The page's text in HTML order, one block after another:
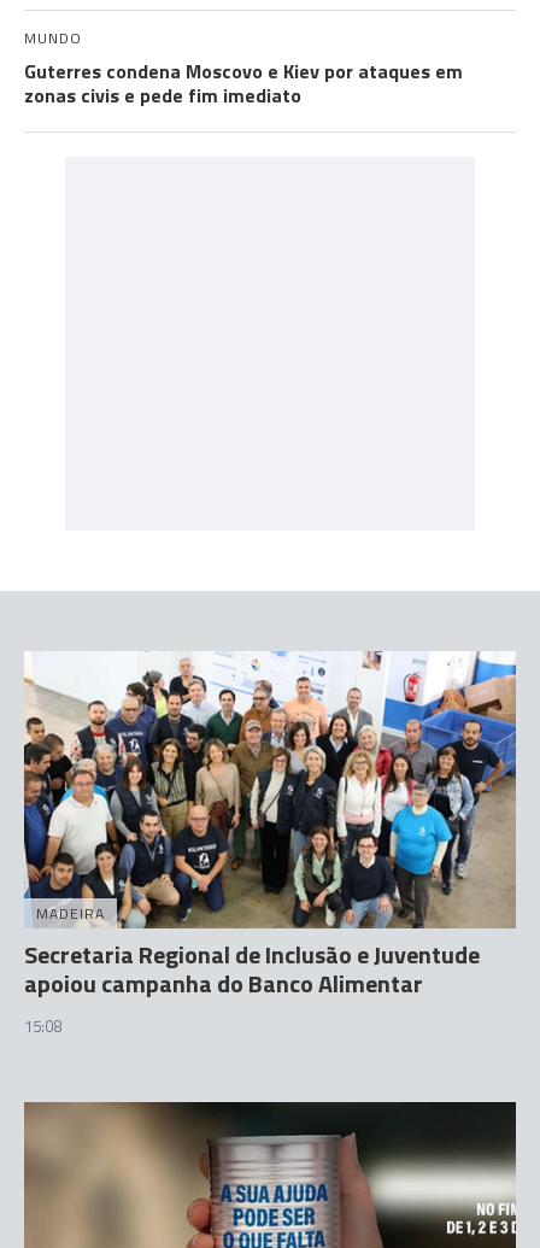
MUNDO
Guterres condena Moscovo e Kiev por ataques em
zonas civis e pede fim imediato
MADEIRA
Secretaria Regional de Inclusão e Juventude
apoiou campanha do Banco Alimentar
15:08